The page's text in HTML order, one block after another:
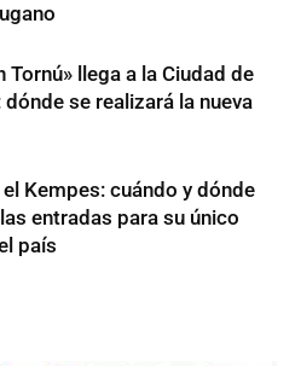
Tornú» llega a la Ciudad de
se realizará la nueva
Kempes: cuándo y dónde
entradas para su único
país